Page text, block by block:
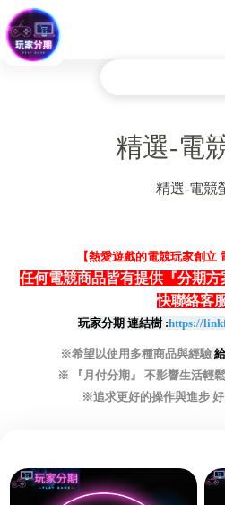
精選-電
精選-電競
【熱愛遊戲的電競玩家創立
任何電競商品皆有提供『分期
快聯絡客
玩家分期 連結樹 :https://
※希望以使用多種商品與經驗
※ 『月付分期』 不影響生活輕
※追求更好的操作與進步